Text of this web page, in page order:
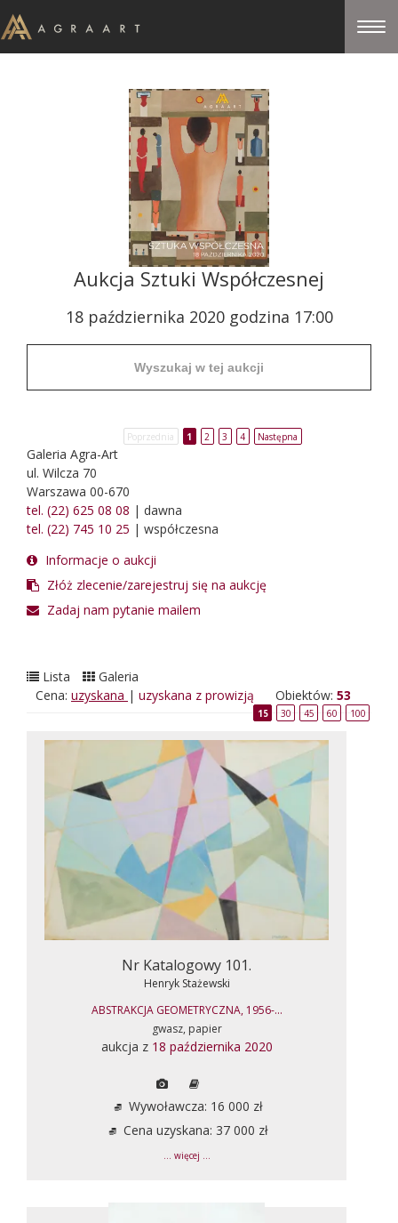
Aukcja Sztuki Współczesnej
18 października 2020 godzina 17:00
Poprzednia 1 2 3 4 Następna
Galeria Agra-Art
ul. Wilcza 70
Warszawa 00-670
tel. (22) 625 08 08 | dawna
tel. (22) 745 10 25 | współczesna
Informacje o aukcji
Złóż zlecenie/zarejestruj się na aukcję
Zadaj nam pytanie mailem
Lista
Galeria
Cena: uzyskana | uzyskana z prowizją Obiektów: 53
15 30 45 60 100
Nr Katalogowy 101.
Henryk Stażewski
ABSTRAKCJA GEOMETRYCZNA, 1956-...
gwasz, papier
aukcja z 18 października 2020
Wywoławcza: 16 000 zł
Cena uzyskana: 37 000 zł
... więcej ...